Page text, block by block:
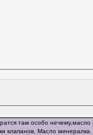
там особо
клапанов. Масло минералка.